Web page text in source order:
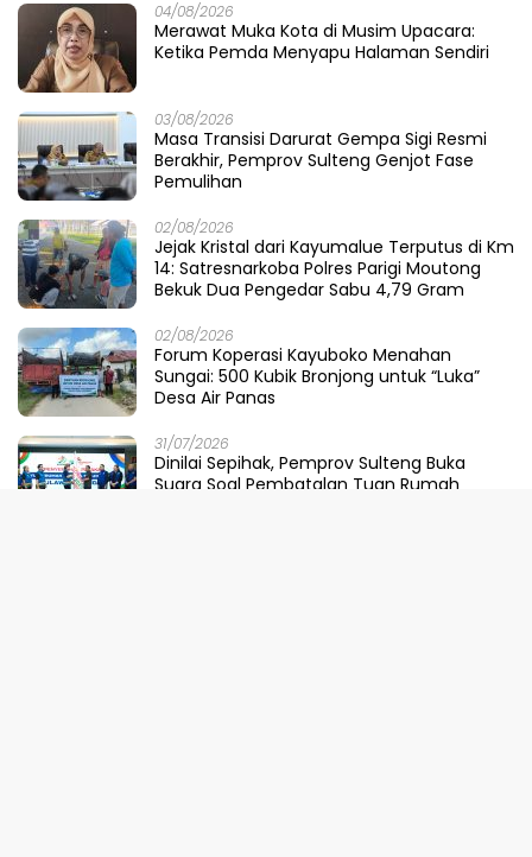
04/08/2026
Merawat Muka Kota di Musim Upacara:
Ketika Pemda Menyapu Halaman Sendiri
03/08/2026
Masa Transisi Darurat Gempa Sigi Resmi
Berakhir, Pemprov Sulteng Genjot Fase
Pemulihan
02/08/2026
Jejak Kristal dari Kayumalue Terputus di Km
14: Satresnarkoba Polres Parigi Moutong
Bekuk Dua Pengedar Sabu 4,79 Gram
02/08/2026
Forum Koperasi Kayuboko Menahan
Sungai: 500 Kubik Bronjong untuk “Luka”
Desa Air Panas
31/07/2026
Dinilai Sepihak, Pemprov Sulteng Buka
Suara Soal Pembatalan Tuan Rumah